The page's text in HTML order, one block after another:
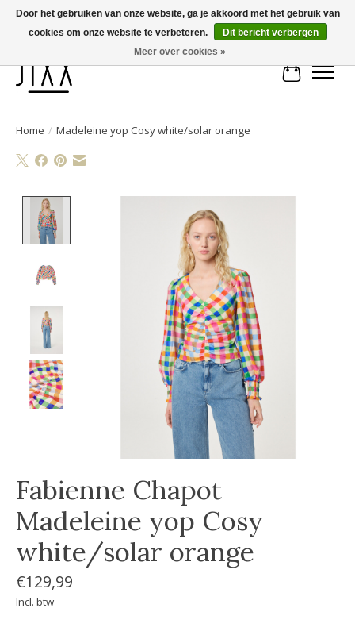
Voor 14.00 uur besteld, vandaag verstuurd | Gratis verzending vanaf € 75
Home / Madeleine yop Cosy white/solar orange
Fabienne Chapot
Madeleine yop Cosy
white/solar orange
€129,99
Incl. btw
Door het gebruiken van onze website, ga je akkoord met het gebruik van
cookies om onze website te verbeteren.
Dit bericht verbergen
Meer over cookies »